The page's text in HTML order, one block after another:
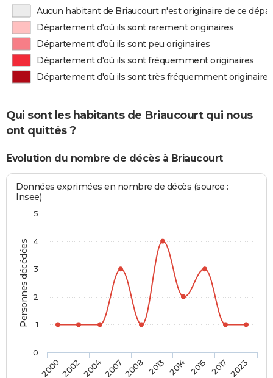
Aucun habitant de Briaucourt n'est originaire de ce
Département d'où ils sont rarement originaires
Département d'où ils sont peu originaires
Département d'où ils sont fréquemment originaires
Département d'où ils sont très fréquemment originaires
Qui sont les habitants de Briaucourt qui nous
ont quittés ?
Evolution du nombre de décès à Briaucourt
Personnes décédées
Données exprimées en nombre de décès (source :
Insee)
20002002200420072008 2013 2014 2015 2017 2023
0
1
2
3
4
5